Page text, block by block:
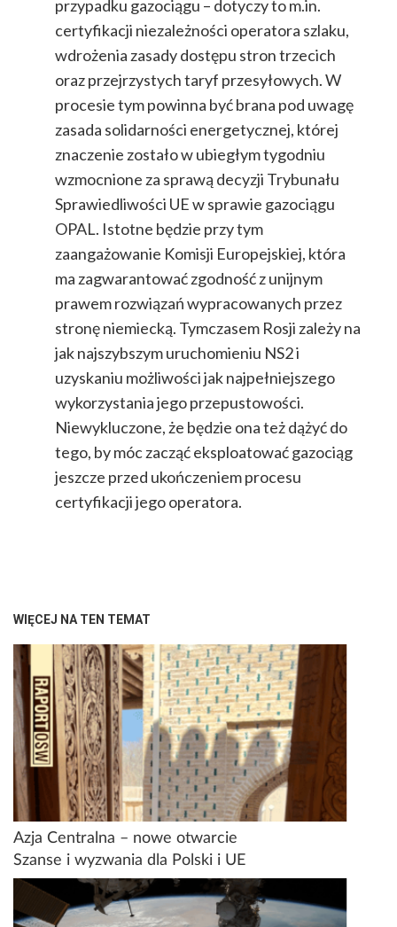
przypadku gazociągu – dotyczy to m.in.
certyfikacji niezależności operatora szlaku,
wdrożenia zasady dostępu stron trzecich
oraz przejrzystych taryf przesyłowych. W
procesie tym powinna być brana pod uwagę
zasada solidarności energetycznej, której
znaczenie zostało w ubiegłym tygodniu
wzmocnione za sprawą decyzji Trybunału
Sprawiedliwości UE w sprawie gazociągu
OPAL. Istotne będzie przy tym
zaangażowanie Komisji Europejskiej, która
ma zagwarantować zgodność z unijnym
prawem rozwiązań wypracowanych przez
stronę niemiecką. Tymczasem Rosji zależy na
jak najszybszym uruchomieniu NS2 i
uzyskaniu możliwości jak najpełniejszego
wykorzystania jego przepustowości.
Niewykluczone, że będzie ona też dążyć do
tego, by móc zacząć eksploatować gazociąg
jeszcze przed ukończeniem procesu
certyfikacji jego operatora.
WIĘCEJ NA TEN TEMAT
Azja Centralna – nowe otwarcie
Szanse i wyzwania dla Polski i UE